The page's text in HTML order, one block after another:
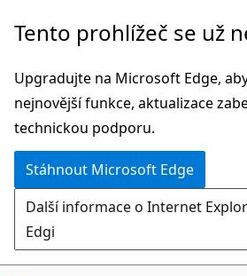
Přeskočit
hlavní
obsah
Tento prohlížeč se už
Upgradujte na Microsoft Edge,
nejnovější funkce, aktualizace
technickou podporu.
Stáhnout Microsoft Edge
Další informace o Internet
Edgi